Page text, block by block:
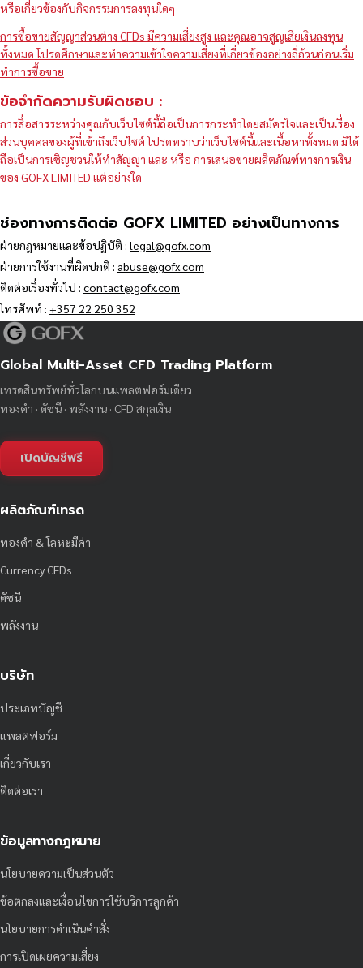
หรือเกี่ยวข้องกับกิจกรรมการลงทุนใดๆ
การซื้อขายสัญญาส่วนต่าง CFDs มีความเสี่ยงสูง และคุณอาจสูญเสียเงินลงทุน
ทั้งหมด โปรดศึกษาและทำความเข้าใจความเสี่ยงที่เกี่ยวข้องอย่างถี่ถ้วนก่อนเริ่ม
ทำการซื้อขาย
ข้อจำกัดความรับผิดชอบ :
การสื่อสารระหว่างคุณกับเว็บไซต์นี้ถือเป็นการกระทำโดยสมัครใจและเป็นเรื่อง
ส่วนบุคคลของผู้ที่เข้าถึงเว็บไซต์ โปรดทราบว่าเว็บไซต์นี้และเนื้อหาทั้งหมด มิได้
ถือเป็นการเชิญชวนให้ทำสัญญา และ หรือ การเสนอขายผลิตภัณฑ์ทางการเงิน
ของ GOFX LIMITED แต่อย่างใด
ช่องทางการติดต่อ GOFX LIMITED อย่างเป็นทางการ
ฝ่ายกฎหมายและข้อปฏิบัติ : legal@gofx.com
ฝ่ายการใช้งานที่ผิดปกติ : abuse@gofx.com
ติดต่อเรื่องทั่วไป : contact@gofx.com
โทรศัพท์ : +357 22 250 352
Global Multi-Asset CFD Trading Platform
เทรดสินทรัพย์ทั่วโลกบนแพลตฟอร์มเดียว
ทองคำ · ดัชนี · พลังงาน · CFD สกุลเงิน
เปิดบัญชีฟรี
ผลิตภัณฑ์เทรด
ทองคำ & โลหะมีค่า
Currency CFDs
ดัชนี
พลังงาน
บริษัท
ประเภทบัญชี
แพลตฟอร์ม
เกี่ยวกับเรา
ติดต่อเรา
ข้อมูลทางกฎหมาย
นโยบายความเป็นส่วนตัว
ข้อตกลงและเงื่อนไขการใช้บริการลูกค้า
นโยบายการดำเนินคำสั่ง
การเปิดเผยความเสี่ยง